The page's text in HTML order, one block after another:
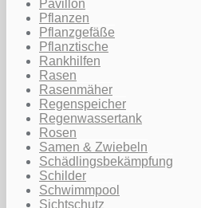
Pavillon
Pflanzen
Pflanzgefäße
Pflanztische
Rankhilfen
Rasen
Rasenmäher
Regenspeicher
Regenwassertank
Rosen
Samen & Zwiebeln
Schädlingsbekämpfung
Schilder
Schwimmpool
Sichtschutz